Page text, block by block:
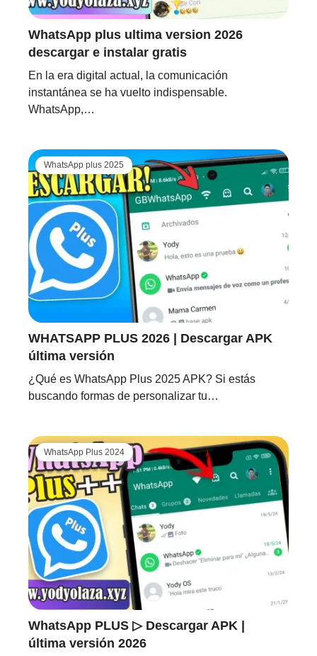
WhatsApp plus ultima version 2026
descargar e instalar gratis
En la era digital actual, la comunicación
instantánea se ha vuelto indispensable.
WhatsApp,…
WhatsApp plus 2025
WHATSAPP PLUS 2026 | Descargar APK
última versión
¿Qué es WhatsApp Plus 2025 APK? Si estás
buscando formas de personalizar tu…
WhatsApp Plus 2024
WhatsApp PLUS ▷ Descargar APK |
última versión 2026